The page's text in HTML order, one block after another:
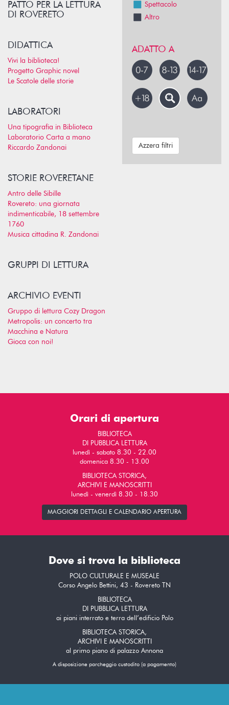
PATTO PER LA LETTURA
DI ROVERETO
DIDATTICA
Vivi la biblioteca!
Progetto Graphic novel
Le Scatole delle storie
LABORATORI
Una tipografia in Biblioteca
Laboratorio Carta a mano
Riccardo Zandonai
STORIE ROVERETANE
Antro delle Sibille
Rovereto: una giornata
indimenticabile, 18 settembre
1760
Musica cittadina R. Zandonai
GRUPPI DI LETTURA
ARCHIVIO EVENTI
Gruppo di lettura Cozy Dragon
Metropolis: un concerto tra
Macchina e Natura
Gioca con noi!
Spettacolo
Altro
ADATTO A
Azzera filtri
Orari di apertura
BIBLIOTECA
DI PUBBLICA LETTURA
lunedì - sabato 8.30 - 22.00
domenica 8.30 - 13.00
BIBLIOTECA STORICA,
ARCHIVI E MANOSCRITTI
lunedì - venerdì 8.30 - 18.30
MAGGIORI DETTAGLI E CALENDARIO APERTURA
Dove si trova la biblioteca
POLO CULTURALE E MUSEALE
Corso Angelo Bettini, 43 - Rovereto TN
BIBLIOTECA
DI PUBBLICA LETTURA
ai piani interrato e terra dell’edificio Polo
BIBLIOTECA STORICA,
ARCHIVI E MANOSCRITTI
al primo piano di palazzo Annona
A disposizione parcheggio custodito (a pagamento)